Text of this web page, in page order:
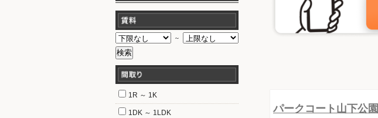
パークコート山下公園
～
1R ～ 1K
1DK ～ 1LDK